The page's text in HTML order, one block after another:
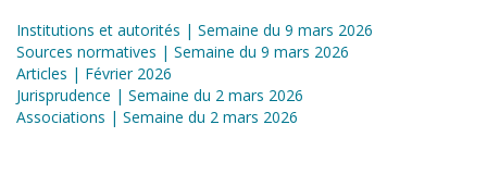
Institutions et autorités | Semaine du 9 mars 2026
Sources normatives | Semaine du 9 mars 2026
Articles | Février 2026
Jurisprudence | Semaine du 2 mars 2026
Associations | Semaine du 2 mars 2026